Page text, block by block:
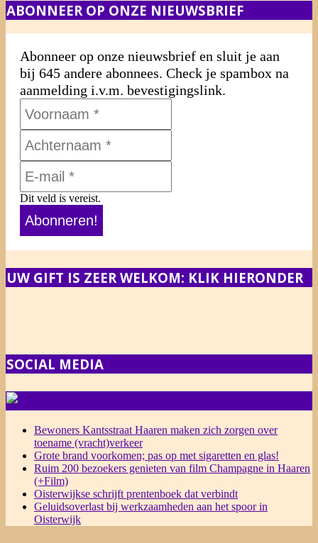
ABONNEER OP ONZE NIEUWSBRIEF
Abonneer op onze nieuwsbrief en sluit je aan
bij 645 andere abonnees. Check je spambox na
aanmelding i.v.m. bevestigingslink.
Dit veld is vereist.
UW GIFT IS ZEER WELKOM: KLIK HIERONDER
SOCIAL MEDIA
Bewoners Kantsstraat Haaren maken zich zorgen over
toename (vracht)verkeer
Grote brand voorkomen; pas op met sigaretten en glas!
Ruim 200 bezoekers genieten van film Champagne in Haaren
(+Film)
Oisterwijkse schrijft prentenboek dat verbindt
Geluidsoverlast bij werkzaamheden aan het spoor in
Oisterwijk